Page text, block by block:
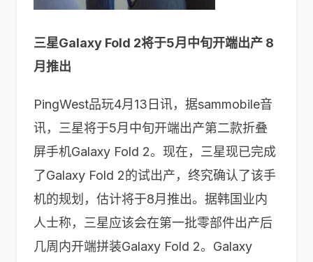
三星Galaxy Fold 2将于5月中旬开端出产 8
月推出
PingWest品玩4月13日讯，据sammobile音
讯，三星将于5月中旬开端出产第二款折叠
屏手机Galaxy Fold 2。现在，三星现已完成
了Galaxy Fold 2的试出产，终究确认了该手
机的规划，估计将于8月推出。据韩国业内
人士称，三星应该会在第一批零部件出产后
几周内开端拼装Galaxy Fold 2。Galaxy